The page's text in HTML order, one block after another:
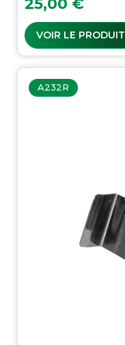
25,00 €
VOIR LE PRODUIT
A232R